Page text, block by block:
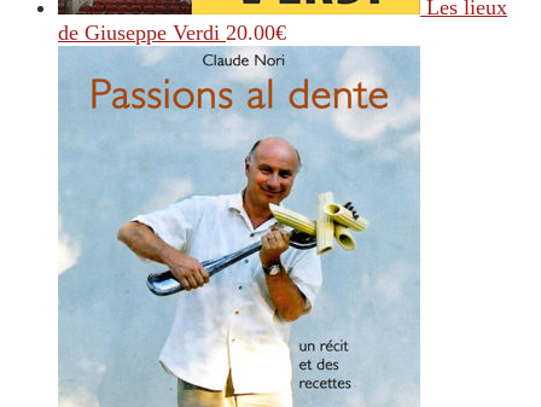
Les lieux
de Giuseppe Verdi 20.00€